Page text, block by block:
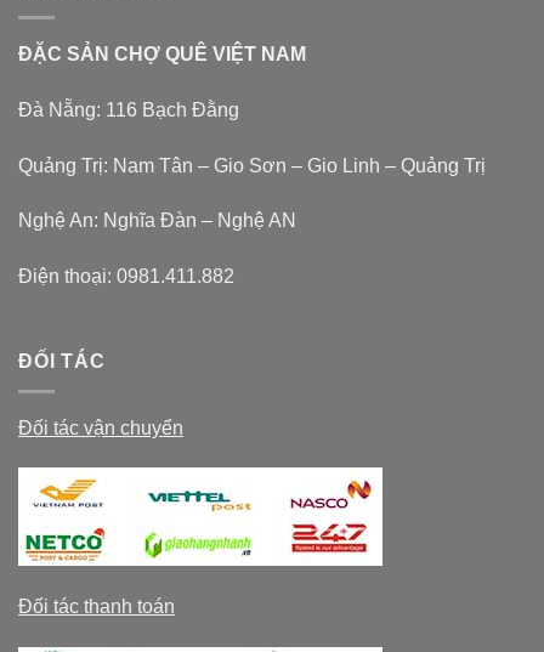
ĐẶC SẢN CHỢ QUÊ VIỆT NAM
Đà Nẵng: 116 Bạch Đằng
Quảng Trị: Nam Tân – Gio Sơn – Gio Linh – Quảng Trị
Nghệ An: Nghĩa Đàn – Nghệ AN
Điện thoại: 0981.411.882
ĐỐI TÁC
Đối tác vận chuyển
Đối tác thanh toán